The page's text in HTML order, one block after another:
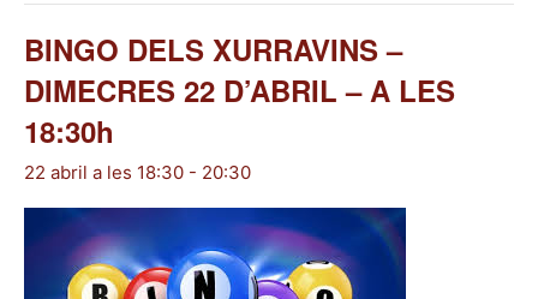
BINGO DELS XURRAVINS –
DIMECRES 22 D’ABRIL – A LES
18:30h
22 abril a les 18:30 - 20:30